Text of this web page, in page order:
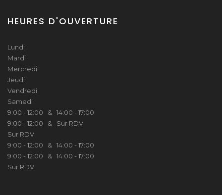
HEURES D'OUVERTURE
Lundi
Mardi
Mercredi
Jeudi
Vendredi
Samedi
9:00 - 12:00 & 14:00 - 17:00
9:00 - 12:00 & Sur RDV
Sur RDV
9:00 - 12:00 & 14:00 - 17:00
9:00 - 12:00 & 14:00 - 17:00
Sur RDV